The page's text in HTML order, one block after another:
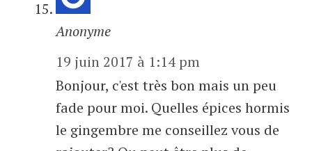
Anonyme
19 juin 2017 à 1:14 pm
Bonjour, c'est très bon mais un peu
fade pour moi. Quelles épices hormis
le gingembre me conseillez vous de